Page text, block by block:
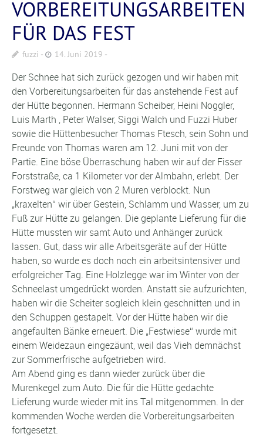
VORBEREITUNGSARBEITEN
FÜR DAS FEST
fuzzi 14. Juni 2019
Der Schnee hat sich zurück gezogen und wir haben mit
den Vorbereitungsarbeiten für das anstehende Fest auf
der Hütte begonnen. Hermann Scheiber, Heini Noggler,
Luis Marth , Peter Walser, Siggi Walch und Fuzzi Huber
sowie die Hüttenbesucher Thomas Ftesch, sein Sohn und
Freunde von Thomas waren am 12. Juni mit von der
Partie. Eine böse Überraschung haben wir auf der Fisser
Forststraße, ca 1 Kilometer vor der Almbahn, erlebt. Der
Forstweg war gleich von 2 Muren verblockt. Nun
„kraxelten“ wir über Gestein, Schlamm und Wasser, um zu
Fuß zur Hütte zu gelangen. Die geplante Lieferung für die
Hütte mussten wir samt Auto und Anhänger zurück
lassen. Gut, dass wir alle Arbeitsgeräte auf der Hütte
haben, so wurde es doch noch ein arbeitsintensiver und
erfolgreicher Tag. Eine Holzlegge war im Winter von der
Schneelast umgedrückt worden. Anstatt sie aufzurichten,
haben wir die Scheiter sogleich klein geschnitten und in
den Schuppen gestapelt. Vor der Hütte haben wir die
angefaulten Bänke erneuert. Die „Festwiese“ wurde mit
einem Weidezaun eingezäunt, weil das Vieh demnächst
zur Sommerfrische aufgetrieben wird.
Am Abend ging es dann wieder zurück über die
Murenkegel zum Auto. Die für die Hütte gedachte
Lieferung wurde wieder mit ins Tal mitgenommen. In der
kommenden Woche werden die Vorbereitungsarbeiten
fortgesetzt.